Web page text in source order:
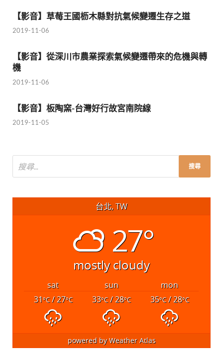
【影音】草莓王國枥木縣對抗氣候變遷生存之道
2019-11-06
【影音】從深川市農業探索氣候變遷帶來的危機與轉
機
2019-11-06
【影音】板陶窯-台灣好行故宮南院線
2019-11-05
台北, TW
27°
mostly cloudy
sat sun
mon
31°C/ 27°C 33°C/ 28°C 35°C/ 28°C
powered byWeather Atlas